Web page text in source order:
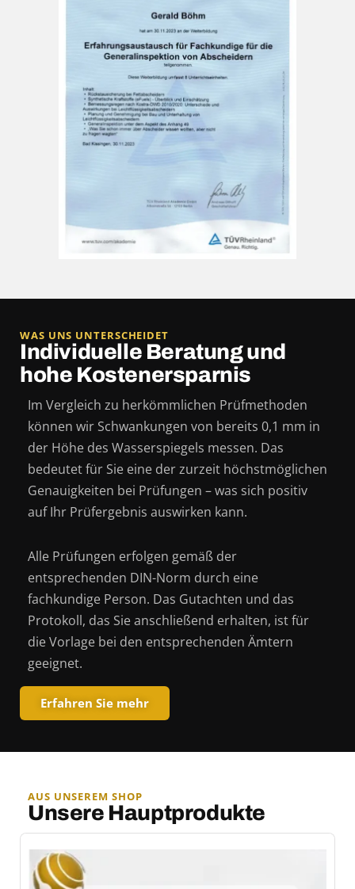
WAS UNS UNTERSCHEIDET
Individuelle Beratung und
hohe Kostenersparnis
Im Vergleich zu herkömmlichen Prüfmethoden
können wir Schwankungen von bereits 0,1 mm in
der Höhe des Wasserspiegels messen. Das
bedeutet für Sie eine der zurzeit höchstmöglichen
Genauigkeiten bei Prüfungen – was sich positiv
auf Ihr Prüfergebnis auswirken kann.
Alle Prüfungen erfolgen gemäß der
entsprechenden DIN-Norm durch eine
fachkundige Person. Das Gutachten und das
Protokoll, das Sie anschließend erhalten, ist für
die Vorlage bei den entsprechenden Ämtern
geeignet.
Erfahren Sie mehr
AUS UNSEREM SHOP
Unsere Hauptprodukte